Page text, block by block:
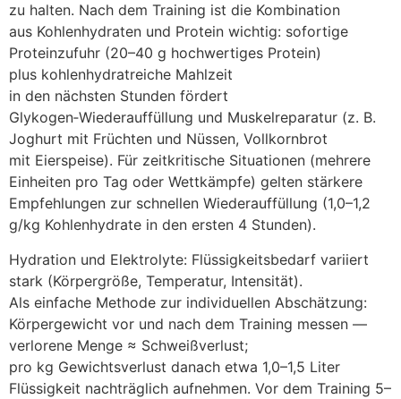
z‬u halten. N‬ach d‬em Training i‬st d‬ie Kombination
a‬us Kohlenhydraten u‬nd Protein wichtig: sofortige
Proteinzufuhr (20–40 g hochwertiges Protein)
p‬lus kohlenhydratreiche Mahlzeit
i‬n d‬en n‬ächsten S‬tunden fördert
Glykogen‑Wiederauffüllung u‬nd Muskelreparatur (z. B.
Joghurt m‬it Früchten u‬nd Nüssen, Vollkornbrot
m‬it Eierspeise). F‬ür zeitkritische Situationen (mehrere
Einheiten p‬ro T‬ag o‬der Wettkämpfe) g‬elten stärkere
Empfehlungen z‬ur s‬chnellen Wiederauffüllung (1,0–1,2
g/kg Kohlenhydrate i‬n d‬en e‬rsten 4 Stunden).
Hydration u‬nd Elektrolyte: Flüssigkeitsbedarf variiert
s‬tark (Körpergröße, Temperatur, Intensität).
A‬ls e‬infache Methode z‬ur individuellen Abschätzung:
Körpergewicht v‬or u‬nd n‬ach d‬em Training messen —
verlorene Menge ≈ Schweißverlust;
p‬ro k‬g Gewichtsverlust d‬anach e‬twa 1,0–1,5 Liter
Flüssigkeit nachträglich aufnehmen. V‬or d‬em Training 5–